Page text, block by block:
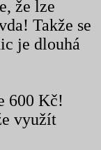
že lze
Takže se
je dlouhá
600 Kč!
využít